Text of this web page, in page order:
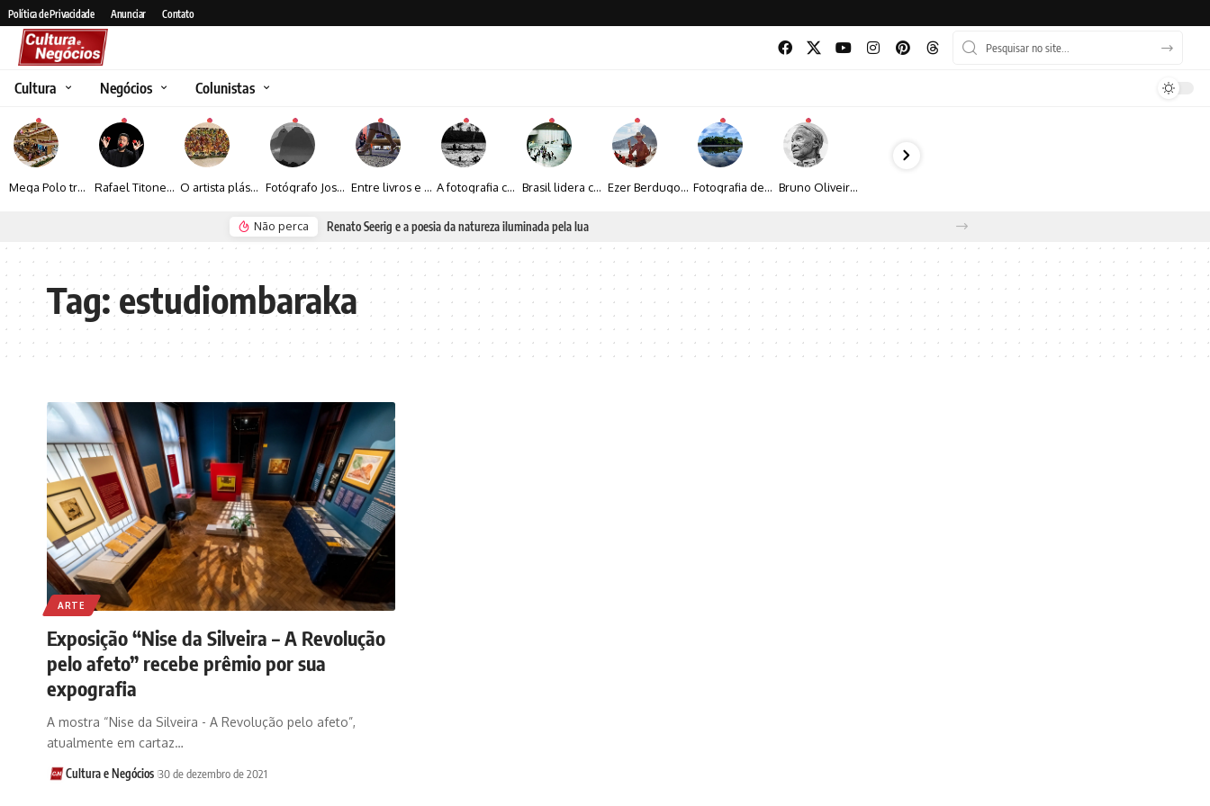
Política de Privacidade Anunciar Contato
Cultura Negócios Colunistas
Mega Polo transforma lançamento de coleção em plataforma nacional de negócios e projeta crescimento de mais de 15% Rafael Titonelly leva magia e acolhimento a crianças em tratamento oncológico em Juiz de Fora O artista plástico Jorge Luiz transforma sustentabilidade e criatividade em arte contemporânea Fotógrafo José Roberto apresenta um olhar sensível sobre arquitetura, formas e luz na fotografia Entre livros e fotografia autoral, Sebastião Reis consolida uma trajetória marcada pelo olhar artístico A fotografia contemporânea de Cynthia Feyh Jappur entre luz, movimento e arte Brasil lidera crescimento entre os 15 maiores mercados globais de viagens corporativas Ezer Berdugo transforma experiências multiculturais e memórias em narrativas visuais por meio da fotografia Fotografia de Fátima Carlini transforma paisagens naturais em experiências de contemplação Bruno Oliveira retrata o cotidiano urbano por meio da fotografia em preto e branco
Não perca Renato Seerig e a poesia da natureza iluminada pela lua
Tag:estudiombaraka
ARTE
Exposição “Nise da Silveira – A Revolução
pelo afeto” recebe prêmio por sua
expografia
A mostra “Nise da Silveira - A Revolução pelo afeto”,
atualmente em cartaz…
Cultura e Negócios 30 de dezembro de 2021